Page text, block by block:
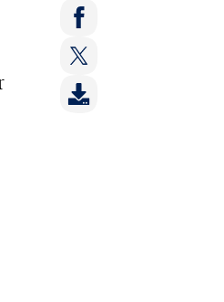
Deel
op:
LinkedIn
Deel
op:
Facebook
Deel
op: